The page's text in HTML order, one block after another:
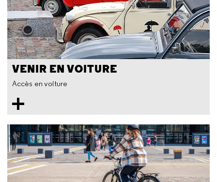
VENIR EN VOITURE
Accès en voiture